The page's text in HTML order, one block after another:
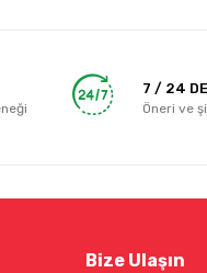
7 / 24
Öneri ve
Bize Ulaşın